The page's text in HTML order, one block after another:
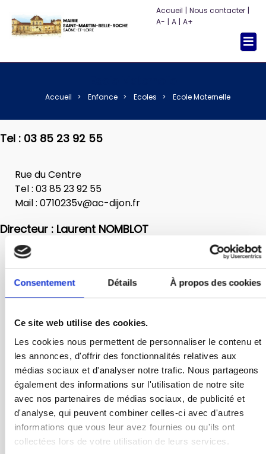
Consentement Détails À propos des cookies
Ce site web utilise des cookies.
Les cookies nous permettent de personnaliser le contenu et
les annonces, d'offrir des fonctionnalités relatives aux
médias sociaux et d'analyser notre trafic. Nous partageons
également des informations sur l'utilisation de notre site
avec nos partenaires de médias sociaux, de publicité et
d'analyse, qui peuvent combiner celles-ci avec d'autres
informations que vous leur avez fournies ou qu'ils ont
collectées lors de votre utilisation de leurs services.
Accueil | Nous contacter |
A- | A | A+
Accueil Enfance Ecoles Ecole Maternelle
Tel : 03 85 23 92 55
Rue du Centre
Tel : 03 85 23 92 55
Mail : 0710235v@ac-dijon.fr
Directeur : Laurent NOMBLOT
Classe de Laurent NOMBLOT (PS / MS / GS) : 33
enfants
A.T.S.E.M. :
Représentants des parents d'élèves :
Titulaires : MesdamesCHAILLOU et MESSERLI